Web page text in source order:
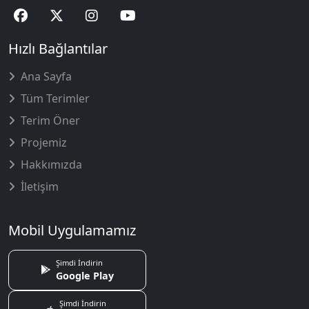
Hızlı Bağlantılar
Ana Sayfa
Tüm Terimler
Terim Öner
Projemiz
Hakkımızda
İletişim
Mobil Uygulamamız
Şimdi İndirin
Google Play
Şimdi İndirin